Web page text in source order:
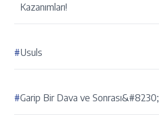
Kazanımları!
#Usuls
#Garip Bir Dava ve Sonrası&#8230;